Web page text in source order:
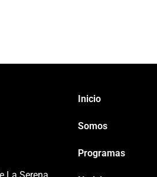
Inicio
Somos
Programas